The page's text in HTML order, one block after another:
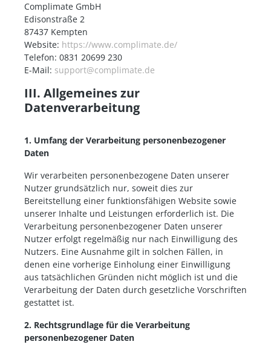
Complimate GmbH
Edisonstraße 2
87437 Kempten
Website: https://www.complimate.de/
Telefon: 0831 20699 230
E-Mail: support@complimate.de
III. Allgemeines zur
Datenverarbeitung
1. Umfang der Verarbeitung personenbezogener
Daten
Wir verarbeiten personenbezogene Daten unserer
Nutzer grundsätzlich nur, soweit dies zur
Bereitstellung einer funktionsfähigen Website sowie
unserer Inhalte und Leistungen erforderlich ist. Die
Verarbeitung personenbezogener Daten unserer
Nutzer erfolgt regelmäßig nur nach Einwilligung des
Nutzers. Eine Ausnahme gilt in solchen Fällen, in
denen eine vorherige Einholung einer Einwilligung
aus tatsächlichen Gründen nicht möglich ist und die
Verarbeitung der Daten durch gesetzliche Vorschriften
gestattet ist.
2. Rechtsgrundlage für die Verarbeitung
personenbezogener Daten